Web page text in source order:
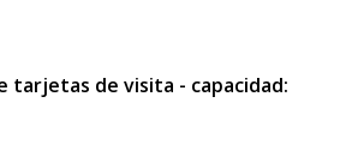
tarjetas de visita - capacidad: